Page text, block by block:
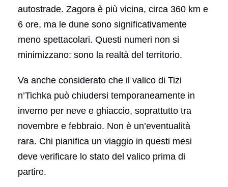
autostrade. Zagora è più vicina, circa 360 km e
6 ore, ma le dune sono significativamente
meno spettacolari. Questi numeri non si
minimizzano: sono la realtà del territorio.
Va anche considerato che il valico di Tizi
n’Tichka può chiudersi temporaneamente in
inverno per neve e ghiaccio, soprattutto tra
novembre e febbraio. Non è un’eventualità
rara. Chi pianifica un viaggio in questi mesi
deve verificare lo stato del valico prima di
partire.